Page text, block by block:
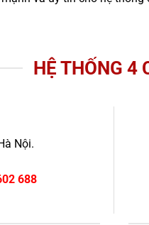
HỆ THỐNG 4
Nội.
688